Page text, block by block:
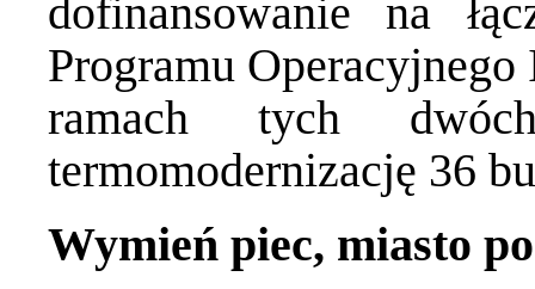
dofinansowanie na
Programu
ramach tych
termomodernizację 36
Wymień piec, miasto